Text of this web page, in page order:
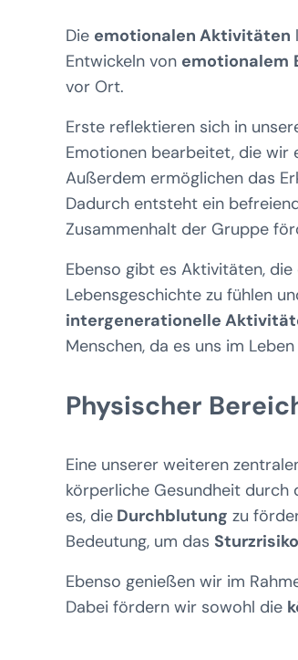
Die emotionalen Aktivitäten
Entwickeln von emotionalem
vor Ort.
Erste reflektieren sich in
Emotionen bearbeitet, die wir
Außerdem ermöglichen das
Dadurch entsteht ein
Zusammenhalt der Gruppe
Ebenso gibt es Aktivitäten,
Lebensgeschichte zu fühlen
intergenerationelle
Menschen, da es uns im
Physischer
Eine unserer weiteren
körperliche Gesundheit durch
es, die Durchblutung zu
Bedeutung, um das Sturzrisiko
Ebenso genießen wir im
Dabei fördern wir sowohl die